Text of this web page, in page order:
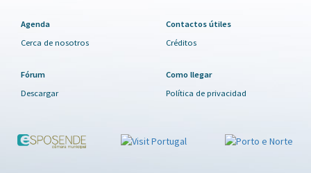
Agenda
Cerca de nosotros
Contactos útiles
Créditos
Fórum
Descargar
Como llegar
Política de privacidad